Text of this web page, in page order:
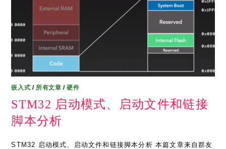
嵌入式 / 所有文章 /硬件
STM32 启动模式、启动文件和链接
脚本分析
STM32 启动模式、启动文件和链接脚本分析 本篇文章来自群友